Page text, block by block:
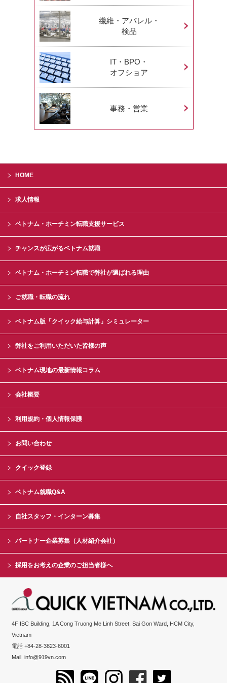
繊維・アパレル・
検品
IT・BPO・
オフショア
事務・営業
HOME
求人情報
ベトナム・ホーチミン転職支援サービス
チャンスが広がるベトナム就職
ベトナム・ホーチミン転職で弊社が選ばれる理由
ご就職・転職の流れ
ベトナム版「クイック給与計算」シミュレーター
弊社をご利用いただいた皆様の声
ベトナム現地の最新情報コラム
会社概要
利用規約・個人情報保護
お問い合わせ
クイック登録
ベトナム就職Q&A
自社スタッフ・インターン募集
パートナー企業募集（人材紹介会社）
採用をお考えの企業のご担当者様へ
4F IBC Building, 1A Cong Truong Me Linh Street, Sai Gon Ward, HCM City,
Vietnam
電話 +84-28-3823-6001
Mailinfo@919vn.com